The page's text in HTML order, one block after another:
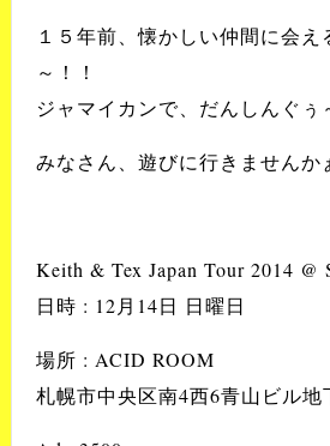
１５年前、懐かしい仲間に会え
～！！
ジャマイカンで、だんしんぐぅ
みなさん、遊びに行きませんか
Keith & Tex Japan Tour 2014 @
日時 : 12月14日 日曜日
場所 : ACID ROOM
札幌市中央区南4西6青山ビル地